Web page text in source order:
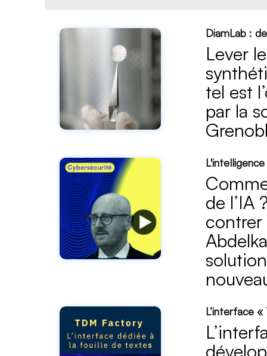
DiamLab :
Lever
tel est
par la
de l’IA
contrer
L’interface